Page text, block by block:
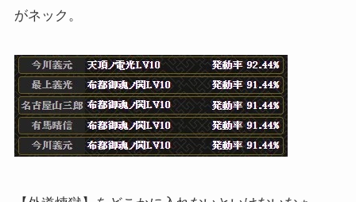
がネック。